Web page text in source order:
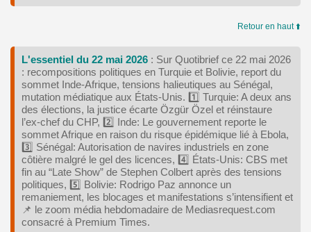
Retour en haut ⬆️
L'essentiel du 22 mai 2026 : Sur Quotibrief ce 22 mai 2026
: recompositions politiques en Turquie et Bolivie, report du
sommet Inde‑Afrique, tensions halieutiques au Sénégal,
mutation médiatique aux États‑Unis. 1️⃣ Turquie: A deux ans
des élections, la justice écarte Özgür Özel et réinstaure
l’ex‑chef du CHP, 2️⃣ Inde: Le gouvernement reporte le
sommet Afrique en raison du risque épidémique lié à Ebola,
3️⃣ Sénégal: Autorisation de navires industriels en zone
côtière malgré le gel des licences, 4️⃣ États-Unis: CBS met
fin au “Late Show” de Stephen Colbert après des tensions
politiques, 5️⃣ Bolivie: Rodrigo Paz annonce un
remaniement, les blocages et manifestations s’intensifient et
📌 le zoom média hebdomadaire de Mediasrequest.com
consacré à Premium Times.